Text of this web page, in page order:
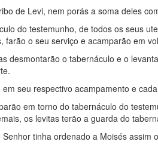
de Levi, nem porás a soma deles
do testemunho, de todos os seus
farão o seu serviço e acamparão em
desmontarão o tabernáculo e o
seu respectivo acampamento e
em torno do tabernáculo do
os levitas terão a guarda do
tinha ordenado a Moisés assim